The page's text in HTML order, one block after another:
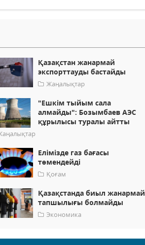
Қазақстан жанармай
экспорттауды бастайды
Жаңалықтар
"Ешкім тыйым сала
алмайды": Бозымбаев АЭС
құрылысы туралы айтты
Елімізде газ бағасы
төмендейді
Қоғам
Қазақстанда биыл жанармай
тапшылығы болмайды
Экономика